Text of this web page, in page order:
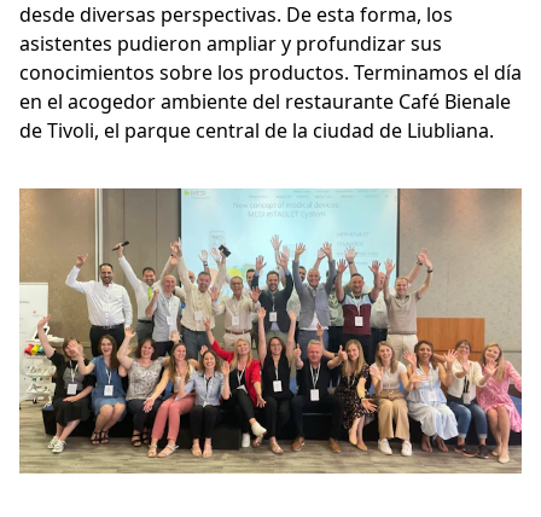
desde diversas perspectivas. De esta forma, los
asistentes pudieron ampliar y profundizar sus
conocimientos sobre los productos. Terminamos el día
en el acogedor ambiente del restaurante Café Bienale
de Tivoli, el parque central de la ciudad de Liubliana.